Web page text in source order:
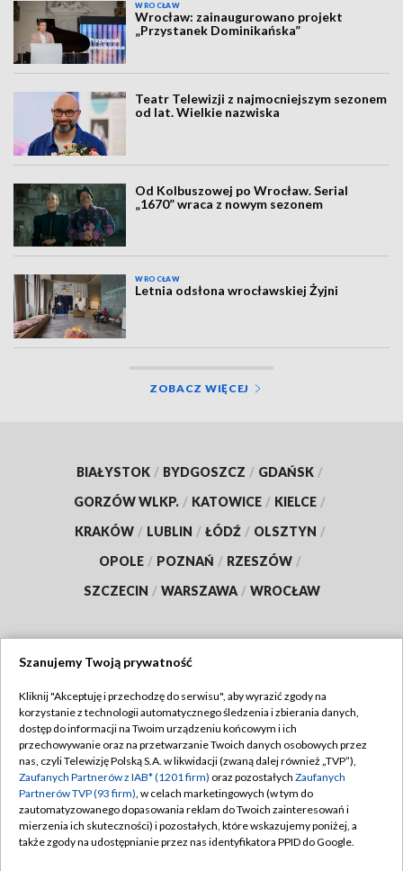
WROCŁAW
Wrocław: zainaugurowano projekt
„Przystanek Dominikańska”
Teatr Telewizji z najmocniejszym sezonem
od lat. Wielkie nazwiska
Od Kolbuszowej po Wrocław. Serial
„1670” wraca z nowym sezonem
WROCŁAW
Letnia odsłona wrocławskiej Żyjni
ZOBACZ WIĘCEJ
BIAŁYSTOK / BYDGOSZCZ / GDAŃSK /
GORZÓW WLKP. / KATOWICE / KIELCE /
KRAKÓW / LUBLIN / ŁÓDŹ / OLSZTYN /
OPOLE / POZNAŃ / RZESZÓW /
SZCZECIN / WARSZAWA / WROCŁAW
TVP
Abonament TVP
Emisja w TVP
Centrum informacji TVP
Naziemna Telewizja Cyfrowa
Regulamin TVP
Polityka prywatności
Moje zgody
Pomoc
Szanujemy Twoją prywatność
Kliknij "Akceptuję i przechodzę do serwisu", aby wyrazić zgody na
korzystanie z technologii automatycznego śledzenia i zbierania danych,
dostęp do informacji na Twoim urządzeniu końcowym i ich
przechowywanie oraz na przetwarzanie Twoich danych osobowych przez
nas, czyli Telewizję Polską S.A. w likwidacji (zwaną dalej również „TVP”),
Zaufanych Partnerów z IAB* (1201 firm) oraz pozostałych Zaufanych
Partnerów TVP (93 firm), w celach marketingowych (w tym do
zautomatyzowanego dopasowania reklam do Twoich zainteresowań i
mierzenia ich skuteczności) i pozostałych, które wskazujemy poniżej, a
także zgody na udostępnianie przez nas identyfikatora PPID do Google.